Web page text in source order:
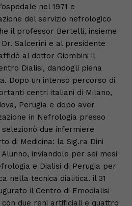
nel 1971 e
del servizio nefrologico
il professor Bertelli, insieme
Salcerini e al presidente
al dottor Giombini il
Dialisi, dandogli piena
Dopo un intenso percorso di
centri italiani di Milano,
Perugia e dopo aver
in Nefrologia presso
selezionò due infermiere
di Medicina: la Sig.ra Dini
inviandole per sei mesi
e Dialisi di Perugia per
nella tecnica dialitica. il 31
il Centro di Emodialisi
due reni artificiali e quattro